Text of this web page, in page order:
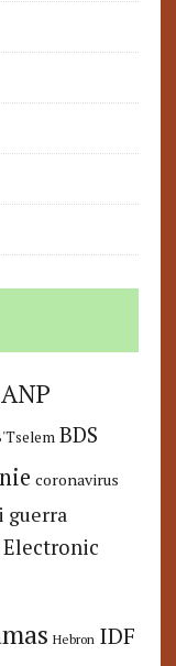
ANP
BDS
coronavirus
Electronic
Hebron IDF